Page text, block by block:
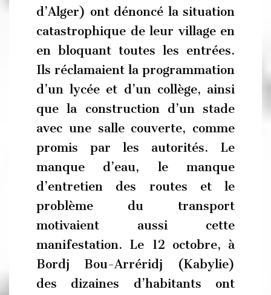
d’Alger) ont dénoncé la situation
catastrophique de leur village en
en bloquant toutes les entrées.
Ils réclamaient la programmation
d’un lycée et d’un collège, ainsi
que la construction d’un stade
avec une salle couverte, comme
promis par les autorités. Le
manque d’eau, le manque
d’entretien des routes et le
problème du transport
motivaient aussi cette
manifestation. Le 12 octobre, à
Bordj Bou-Arréridj (Kabylie)
des dizaines d’habitants ont